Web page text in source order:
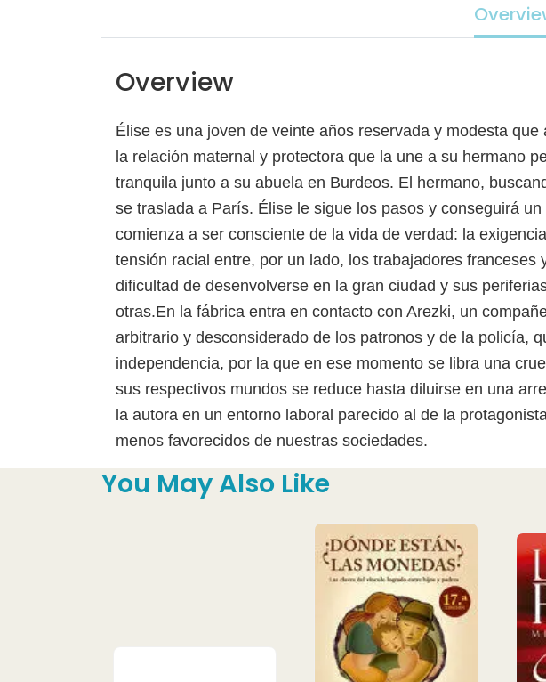
Overview
Élise es una joven de veinte años reservada y modesta
la relación maternal y protectora que la une a su hermano
tranquila junto a su abuela en Burdeos. El hermano,
se traslada a París. Élise le sigue los pasos y conseguirá
comienza a ser consciente de la vida de verdad: la
tensión racial entre, por un lado, los trabajadores
dificultad de desenvolverse en la gran ciudad y sus
otras.En la fábrica entra en contacto con Arezki, un
arbitrario y desconsiderado de los patronos y de la policía,
independencia, por la que en ese momento se libra una
sus respectivos mundos se reduce hasta diluirse en una
la autora en un entorno laboral parecido al de la
menos favorecidos de nuestras sociedades.
You May Also Like